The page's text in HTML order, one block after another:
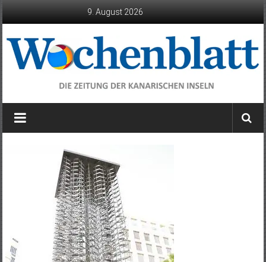
9. August 2026
Wochenblatt
die